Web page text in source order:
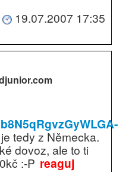
19.07.2007 17:35
tedy z Německa.
dovoz, ale to ti
:-P reaguj